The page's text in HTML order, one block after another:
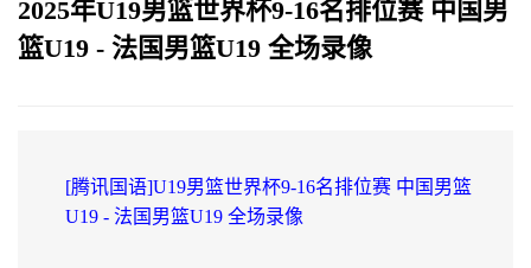
2025年U19男篮世界杯9-16名排位赛 中国男
篮U19 - 法国男篮U19 全场录像
[腾讯国语]U19男篮世界杯9-16名排位赛 中国男篮
U19 - 法国男篮U19 全场录像